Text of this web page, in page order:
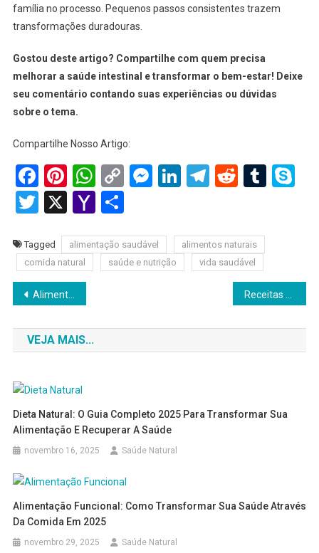
família no processo. Pequenos passos consistentes trazem
transformações duradouras.
Gostou deste artigo? Compartilhe com quem precisa
melhorar a saúde intestinal e transformar o bem-estar! Deixe
seu comentário contando suas experiências ou dúvidas
sobre o tema.
Compartilhe Nosso Artigo:
Facebook
Pinterest
WhatsApp
Copy
Link
Messenger
LinkedIn
Telegram
Reddit
Twitter
X YahooShare
Tagged alimentação saudável
alimentos naturais
comida natural
saúde e nutrição vida saudável
Navegação
de
Post
Alimentos que Desintoxicam: Guia Completo 2025 para Limpar seu Organismo Naturalmente
VEJA MAIS...
Dieta Natural: O Guia Completo 2025 Para Transformar Sua
Alimentação E Recuperar A Saúde
novembro 16, 2025 Saúde Natural
Alimentação Funcional: Como Transformar Sua Saúde Através
Da Comida Em 2025
novembro 29, 2025 Saúde Natural